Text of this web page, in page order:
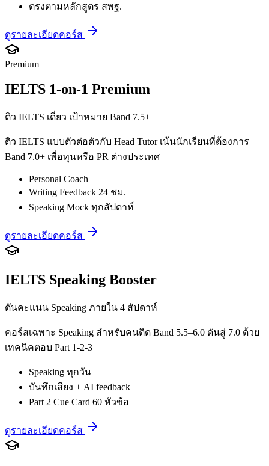
ตรงตามหลักสูตร สพฐ.
ดูรายละเอียดคอร์ส
Premium
IELTS 1-on-1 Premium
ติว IELTS เดี่ยว เป้าหมาย Band 7.5+
ติว IELTS แบบตัวต่อตัวกับ Head Tutor เน้นนักเรียนที่ต้องการ
Band 7.0+ เพื่อทุนหรือ PR ต่างประเทศ
Personal Coach
Writing Feedback 24 ชม.
Speaking Mock ทุกสัปดาห์
ดูรายละเอียดคอร์ส
IELTS Speaking Booster
ดันคะแนน Speaking ภายใน 4 สัปดาห์
คอร์สเฉพาะ Speaking สำหรับคนติด Band 5.5–6.0 ดันสู่ 7.0 ด้วย
เทคนิคตอบ Part 1-2-3
Speaking ทุกวัน
บันทึกเสียง + AI feedback
Part 2 Cue Card 60 หัวข้อ
ดูรายละเอียดคอร์ส